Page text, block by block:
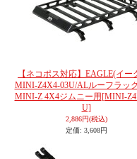
【ネコポス対応】EAGLE(イー
MINI-Z4X4-03U/ALルーフラッ
MINI-Z 4X4ジムニー用 [MINI-
U]
2,886円(税込)
定価: 3,608円